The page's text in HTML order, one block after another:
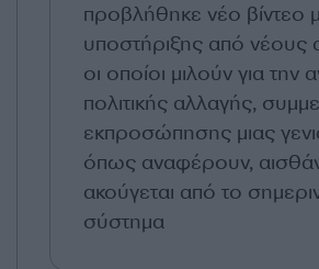
προβλήθηκε νέο βίντεο
υποστήριξης από
οι οποίοι μιλούν για την
πολιτικής αλλαγής,
εκπροσώπησης μιας
όπως αναφέρουν,
ακούγεται από το
σύστημα